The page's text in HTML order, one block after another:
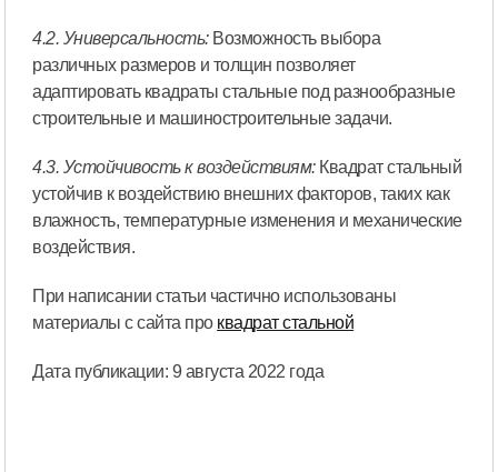
4.2. Универсальность:Возможность выбора
различных размеров и толщин позволяет
адаптировать квадраты стальные под разнообразные
строительные и машиностроительные задачи.
4.3. Устойчивость к воздействиям:Квадрат стальный
устойчив к воздействию внешних факторов, таких как
влажность, температурные изменения и механические
воздействия.
При написании статьи частично использованы
материалы с сайта про квадрат стальной
Дата публикации: 9 августа 2022 года